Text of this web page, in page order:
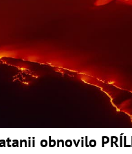
obnovilo